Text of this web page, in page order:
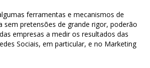
ferramentas e mecanismos de
sem pretensões de grande rigor, poderão
empresas a medir os resultados das
Sociais, em particular, e no Marketing